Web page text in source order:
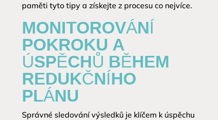
paměti tyto tipy a získejte z procesu co nejvíce.
MONITOROVÁNÍ
POKROKU A
ÚSPĚCHŮ BĚHEM
REDUKČNÍHO
PLÁNU
Správné sledování výsledků je klíčem k úspěchu